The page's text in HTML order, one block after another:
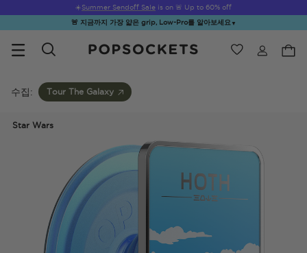
☀️Summer Sendoff Sale is on 🚨 Up to 60% off
🚨 지금까지 가장 얇은 grip, Low-Pro를 알아보세요 ▼
위시리스트
Hello Kitty®
and Friends
Second
Morning
Sea Spell
수집: Tour The Galaxy
Star Wars